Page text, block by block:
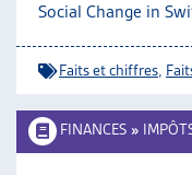
Social Change in
Faits et chiffres
FINANCES »